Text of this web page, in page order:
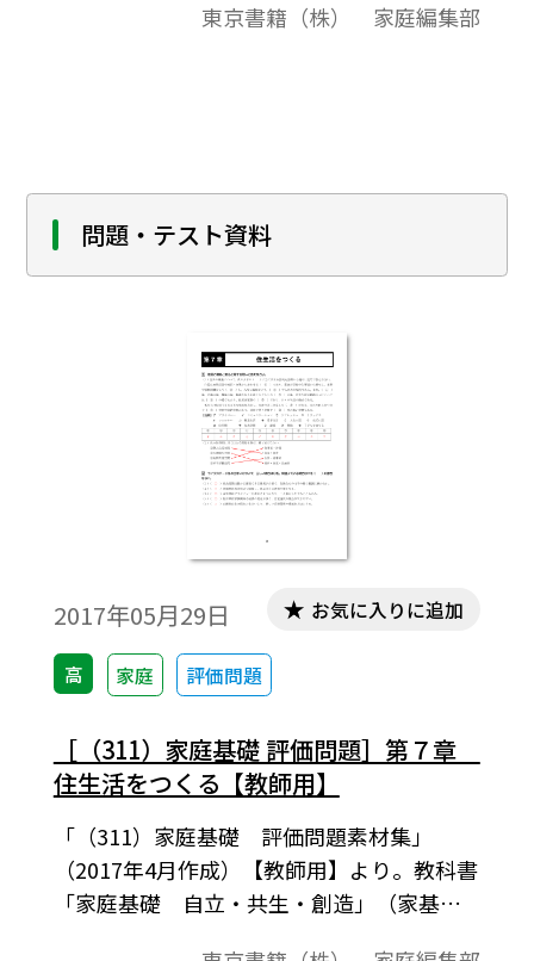
といいます。ヒートアイラン ド現象の原因
が考えられています。
東京書籍（株） 家庭編集部
問題・テスト資料
2017年05月29日
高 家庭 評価問題
お気に入りに追加
［（311）家庭基礎 評価問題］第７章
住生活をつくる【教師用】
「（311）家庭基礎 評価問題素材集」
（2017年4月作成）【教師用】より。教科書
「家庭基礎 自立・共生・創造」（家基